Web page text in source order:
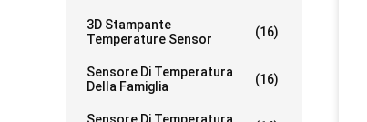
3D Stampante
Temperature Sensor
(16)
Sensore Di Temperatura
Della Famiglia
(16)